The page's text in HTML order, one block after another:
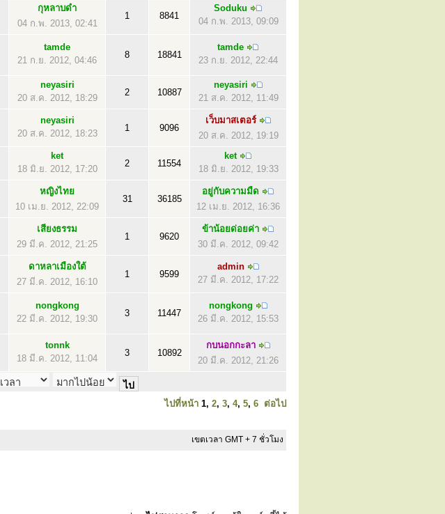
กุหลาบดำ
04 ก.พ. 2013, 02:41
1 8841
Soduku
04 ก.พ. 2013, 09:09
tamde
21 ก.ย. 2012, 04:46
8 18841
tamde
23 ก.ย. 2012, 22:44
neyasiri
20 ส.ค. 2012, 18:29
2 10887
neyasiri
21 ส.ค. 2012, 11:49
neyasiri
20 ส.ค. 2012, 18:23
1 9096
เว็บมาสเตอร์
20 ส.ค. 2012, 19:19
ket
18 มิ.ย. 2012, 17:20
2 11554
ket
18 มิ.ย. 2012, 19:33
หญิงไทย
10 เม.ย. 2012, 22:09
31 36185
อยู่กับความมืด
12 เม.ย. 2012, 16:36
เสียงธรรม
29 มี.ค. 2012, 21:25
1 9620
ข้าน้อยด่อยค่า
30 มี.ค. 2012, 09:42
ดาหลาเมืองใต้
27 มี.ค. 2012, 16:10
1 9599
admin
27 มี.ค. 2012, 17:22
nongkong
22 มี.ค. 2012, 19:30
3 11447
nongkong
26 มี.ค. 2012, 15:53
tonnk
18 มี.ค. 2012, 11:04
3 10892
กบนอกกะลา
20 มี.ค. 2012, 21:26
ไปที่หน้า 1, 2, 3, 4, 5, 6 ต่อไป
เขตเวลา GMT + 7 ชั่วโมง